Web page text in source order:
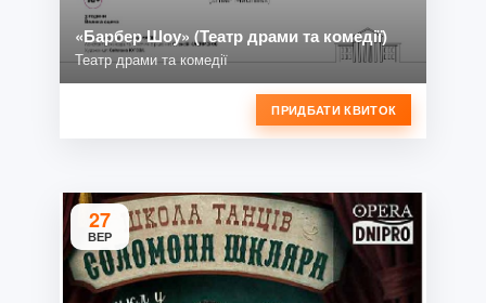
«Барбер Шоу» (Театр драми та комедії)
Театр драми та комедії
ПРИДБАТИ КВИТОК
27
ВЕР